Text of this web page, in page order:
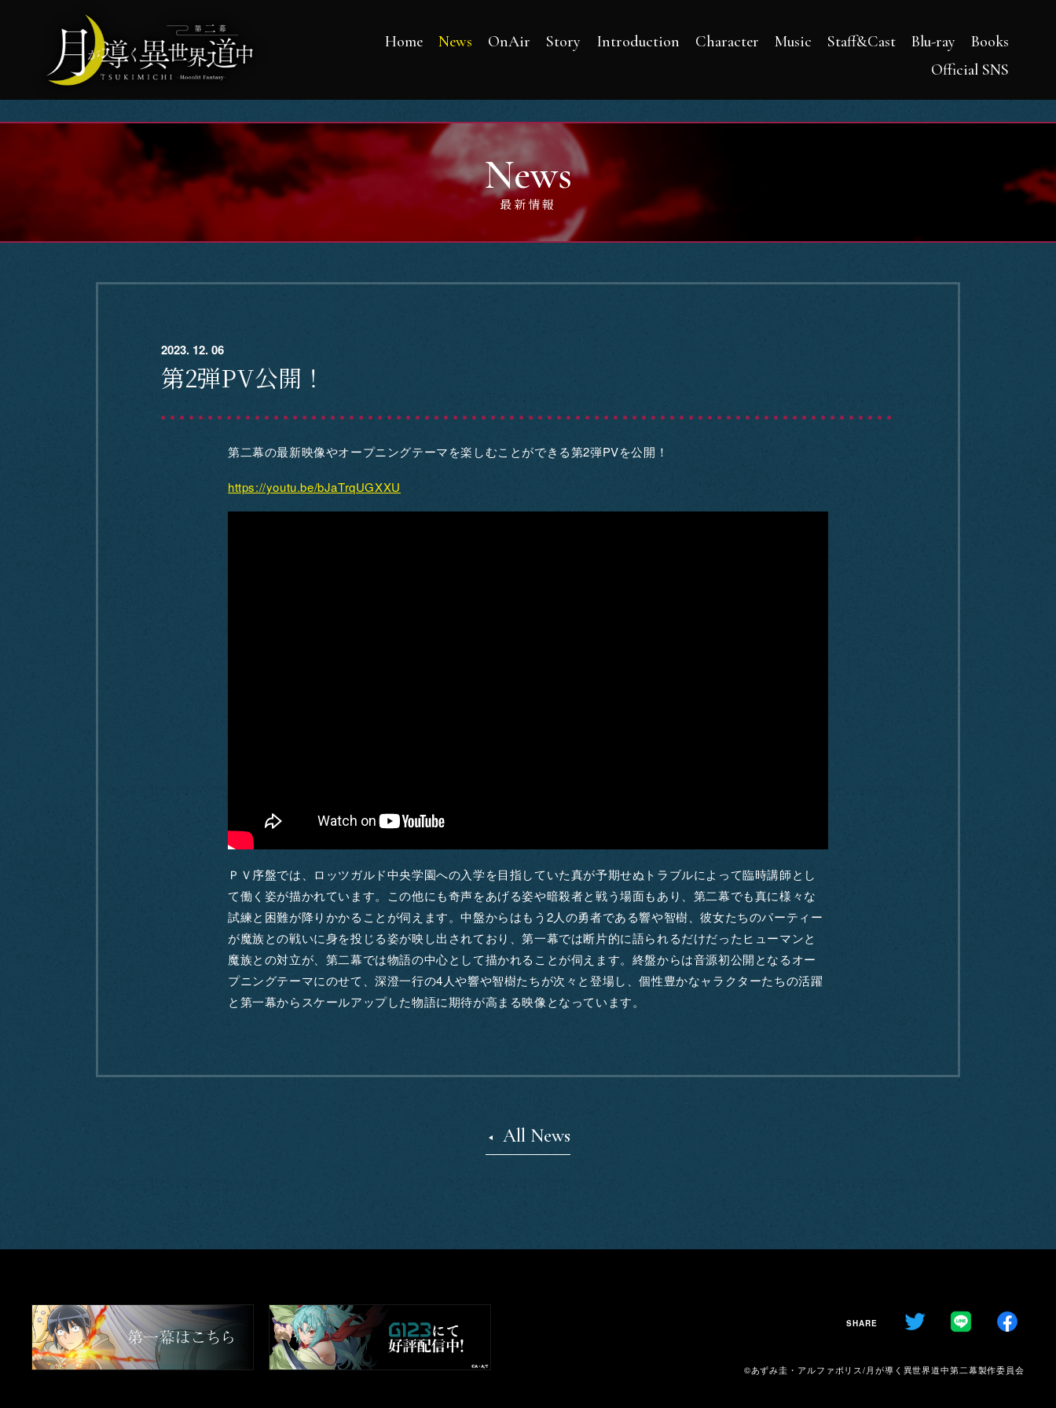
Home News OnAir Story Introduction Character Music Staff&Cast Blu-ray
Books
Official SNS
News
最新情報
2023. 12. 06
第2弾PV公開！
第二幕の最新映像やオープニングテーマを楽しむことができる第2弾PVを公開！
https://youtu.be/bJaTrqUGXXU
ＰＶ序盤では、ロッツガルド中央学園への入学を目指していた真が予期せぬトラブルによって臨時講師とし
て働く姿が描かれています。この他にも奇声をあげる姿や暗殺者と戦う場面もあり、第二幕でも真に様々な
試練と困難が降りかかることが伺えます。中盤からはもう2人の勇者である響や智樹、彼女たちのパーティー
が魔族との戦いに身を投じる姿が映し出されており、第一幕では断片的に語られるだけだったヒューマンと
魔族との対立が、第二幕では物語の中心として描かれることが伺えます。終盤からは音源初公開となるオー
プニングテーマにのせて、深澄一行の4人や響や智樹たちが次々と登場し、個性豊かなャラクターたちの活躍
と第一幕からスケールアップした物語に期待が高まる映像となっています。
All News
SHARE
©あずみ圭・アルファポリス/月が導く異世界道中第二幕製作委員会